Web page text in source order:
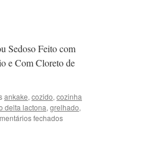
Sedoso Feito com
e Com Cloreto de
ankake, cozido, cozinha
delta lactona, grelhado,
fechadosem